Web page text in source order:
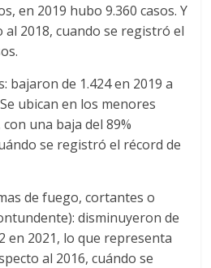
en 2019 hubo 9.360 casos. Y
al 2018, cuando se registró el
bajaron de 1.424 en 2019 a
ubican en los menores
una baja del 89%
se registró el récord de
de fuego, cortantes o
disminuyeron de
en 2021, lo que representa
al 2016, cuándo se